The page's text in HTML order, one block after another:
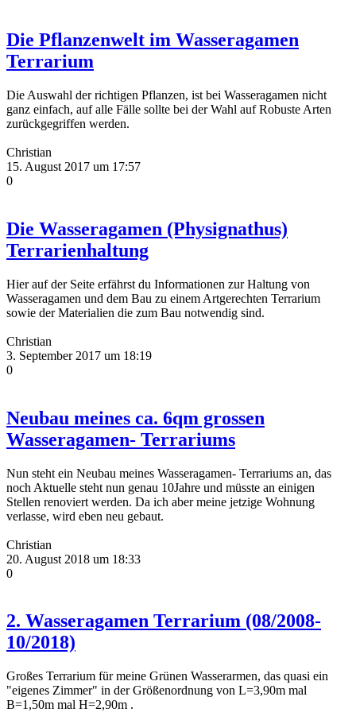
Die Pflanzenwelt im Wasseragamen
Terrarium
Die Auswahl der richtigen Pflanzen, ist bei Wasseragamen nicht
ganz einfach, auf alle Fälle sollte bei der Wahl auf Robuste Arten
zurückgegriffen werden.
Christian
15. August 2017 um 17:57
0
Die Wasseragamen (Physignathus)
Terrarienhaltung
Hier auf der Seite erfährst du Informationen zur Haltung von
Wasseragamen und dem Bau zu einem Artgerechten Terrarium
sowie der Materialien die zum Bau notwendig sind.
Christian
3. September 2017 um 18:19
0
Neubau meines ca. 6qm grossen
Wasseragamen- Terrariums
Nun steht ein Neubau meines Wasseragamen- Terrariums an, das
noch Aktuelle steht nun genau 10Jahre und müsste an einigen
Stellen renoviert werden. Da ich aber meine jetzige Wohnung
verlasse, wird eben neu gebaut.
Christian
20. August 2018 um 18:33
0
2. Wasseragamen Terrarium (08/2008-
10/2018)
Großes Terrarium für meine Grünen Wasserarmen, das quasi ein
"eigenes Zimmer" in der Größenordnung von L=3,90m mal
B=1,50m mal H=2,90m .